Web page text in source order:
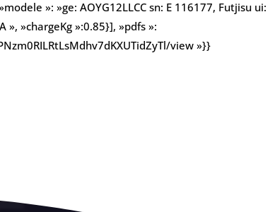
»: »ge: AOYG12LLCC sn: E 116177, Futjisu ui:
», »chargeKg »:0.85}], »pdfs »:
view »}}